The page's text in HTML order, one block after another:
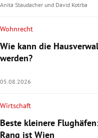
Anita Staudacher und David Kotrba
Wohnrecht
Wie kann die
werden?
05.08.2026
Wirtschaft
Beste kleinere
Rang ist Wien